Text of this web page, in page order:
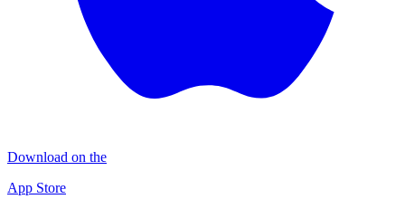
Download on the
App Store